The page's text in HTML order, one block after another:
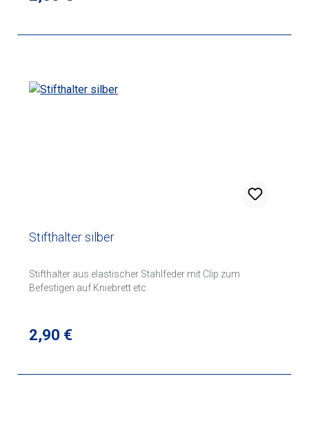
Stifthalter silber
Stifthalter aus elastischer Stahlfeder mit Clip zum
Befestigen auf Kniebrett etc.
Regulärer Preis:
2,90 €